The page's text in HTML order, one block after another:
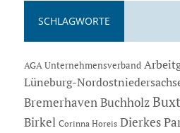
SCHLAGWORTE
AGA Unternehmensverband
Lüneburg-
Bremerhaven Buchholz
Birkel Corinna Horeis Dierkes